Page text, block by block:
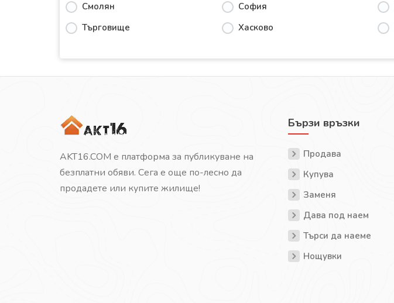
Смолян
София
Търговище
Хасково
AKT16.COM е платформа за публикуване на
безплатни обяви. Сега е още по-лесно да
продадете или купите жилище!
Бързи връзки
Продава
Купува
Заменя
Дава под наем
Търси да наеме
Нощувки